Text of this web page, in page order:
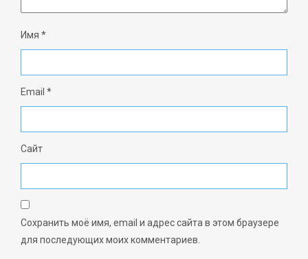
Имя *
Email *
Сайт
Сохранить моё имя, email и адрес сайта в этом браузере
для последующих моих комментариев.